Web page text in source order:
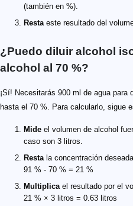
(también en %).
Restaeste resultado del
¿Puedo diluir alcohol
alcohol al 70 %?
¡Sí! Necesitarás 900 ml de agua para
hasta el 70 %. Para calcularlo, sigue
Mide el volumen de alcohol
caso son 3 litros.
Restala concentración
91 % - 70 % = 21 %
Multiplicael resultado por el
21 % × 3 litros = 0.63 litros